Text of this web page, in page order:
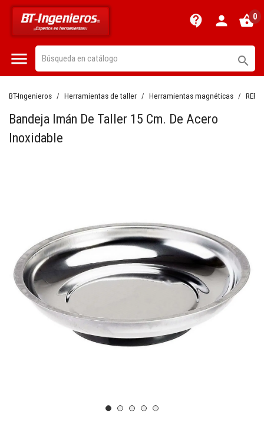
contact_support person shopping_basket0
 
BT-Ingenieros Herramientas de taller Herramientas magnéticas REF:
Bandeja Imán De Taller 15 Cm. De Acero
Inoxidable